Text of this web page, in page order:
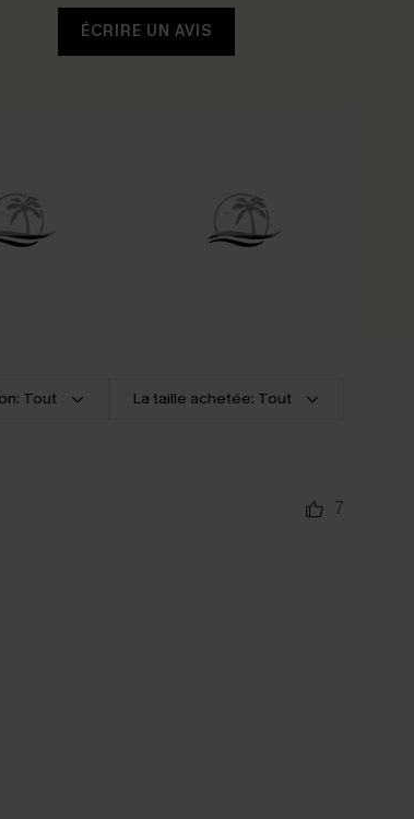
ÉCRIRE UN AVIS
Tout La taille achetée: Tout
7